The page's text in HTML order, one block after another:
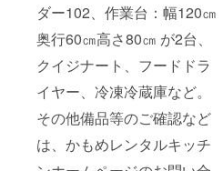
ダー102、作業台：幅120㎝
奥行60㎝高さ80㎝ が2台、
クイジナート、フードドラ
イヤー、冷凍冷蔵庫など。
その他備品等のご確認など
は、かもめレンタルキッチ